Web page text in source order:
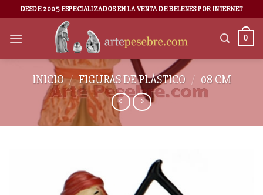
DESDE 2005 ESPECIALIZADOS EN LA VENTA DE BELENES POR INTERNET
0
INICIO / FIGURAS DE PLÁSTICO / 08 CM